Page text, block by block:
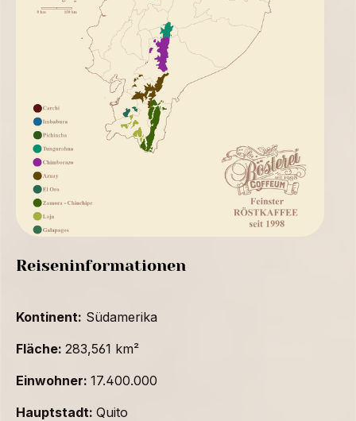
Reiseninformationen
Kontinent: Südamerika
Fläche: 283,561 km²
Einwohner: 17.400.000
Hauptstadt: Quito